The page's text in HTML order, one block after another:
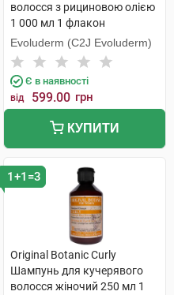
волосся з рициновою олією
1 000 мл 1 флакон
Evoluderm (C2J Evoluderm)
Є в наявності
від 599.00 грн
КУПИТИ
1+1=3
Original Botanic Curly
Шампунь для кучерявого
волосся жіночий 250 мл 1